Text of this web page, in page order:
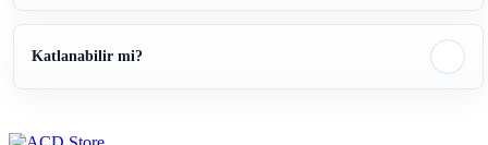
Katlanabilir mi?